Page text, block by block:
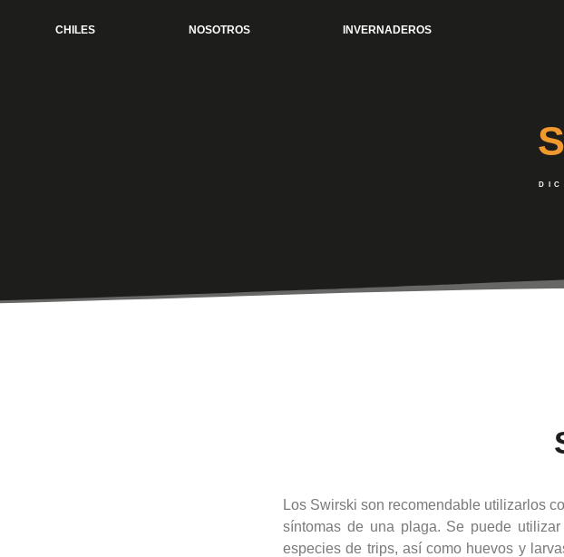
CHILES NOSOTROS INVERNADEROS
Los Swirski son recomendable utilizarlos
síntomas de una plaga. Se puede
especies de trips, así como huevos y